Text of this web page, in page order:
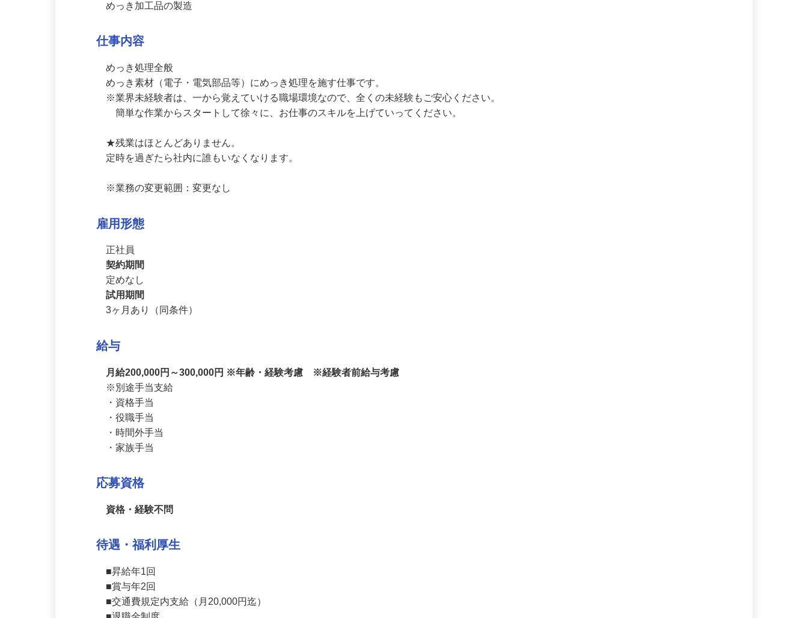
めっき処理全般
めっき素材（電子・電気部品等）にめっき処理を施す仕事です。
※業界未経験者は、一から覚えていける職場環境なので、全くの未経験もご安心ください。
★残業はほとんどありません。
正社員
契約期間
定めなし
試用期間
給与
月給200,000円～300,000円 ※年齢・経験考慮 ※経験者前給与考慮
※別途手当支給
・資格手当
・役職手当
・時間外手当
応募資格
待遇・福利厚生
■昇給年1回
■賞与年2回